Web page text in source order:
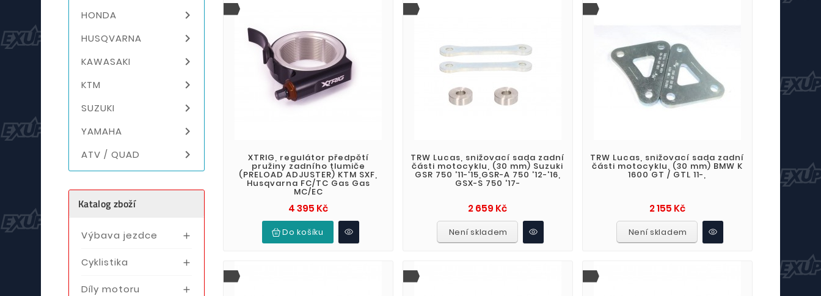
HONDA 
HUSQVARNA 
KAWASAKI 
KTM 
SUZUKI 
YAMAHA 
ATV / QUAD 
Katalog zboží
Výbava jezdce 
Cyklistika 
Díly motoru 
XTRIG, regulátor předpětí
pružiny zadního tlumiče
(PRELOAD ADJUSTER) KTM SXF,
Husqvarna FC/TC Gas Gas
MC/EC
4 395 KčCena
Do košíku
TRW Lucas, snižovací sada zadní
části motocyklu, (30 mm) Suzuki
GSR 750 '11-'15,GSR-A 750 '12-'16,
GSX-S 750 '17-
2 659 KčCena
Není skladem
TRW Lucas, snižovací sada zadní
části motocyklu, (30 mm) BMW K
1600 GT / GTL 11-,
2 155 KčCena
Není skladem